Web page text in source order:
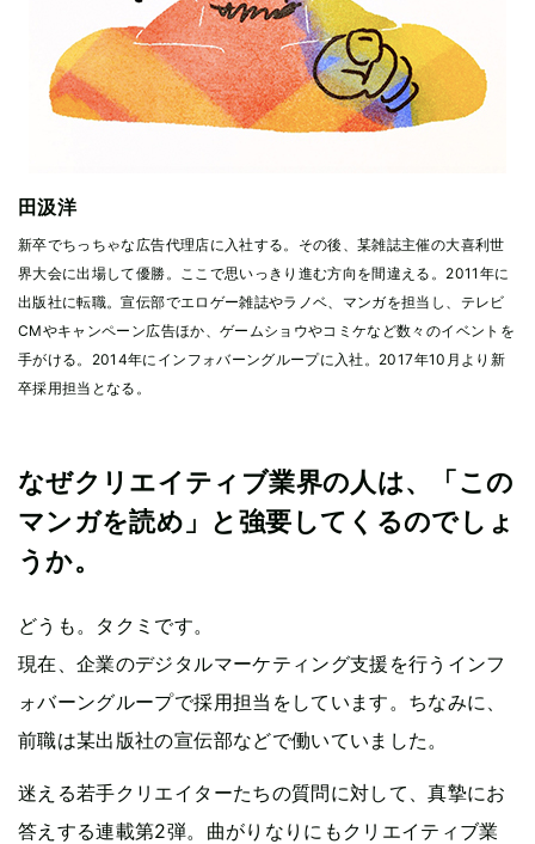
田汲洋
新卒でちっちゃな広告代理店に入社する。その後、某雑誌主催の大喜利世
界大会に出場して優勝。ここで思いっきり進む方向を間違える。2011年に
出版社に転職。宣伝部でエロゲー雑誌やラノベ、マンガを担当し、テレビ
CMやキャンペーン広告ほか、ゲームショウやコミケなど数々のイベントを
手がける。2014年にインフォバーングループに入社。2017年10月より新
卒採用担当となる。
なぜクリエイティブ業界の人は、「この
マンガを読め」と強要してくるのでしょ
うか。
どうも。タクミです。
現在、企業のデジタルマーケティング支援を行うインフ
ォバーングループで採用担当をしています。ちなみに、
前職は某出版社の宣伝部などで働いていました。
迷える若手クリエイターたちの質問に対して、真摯にお
答えする連載第2弾。曲がりなりにもクリエイティブ業